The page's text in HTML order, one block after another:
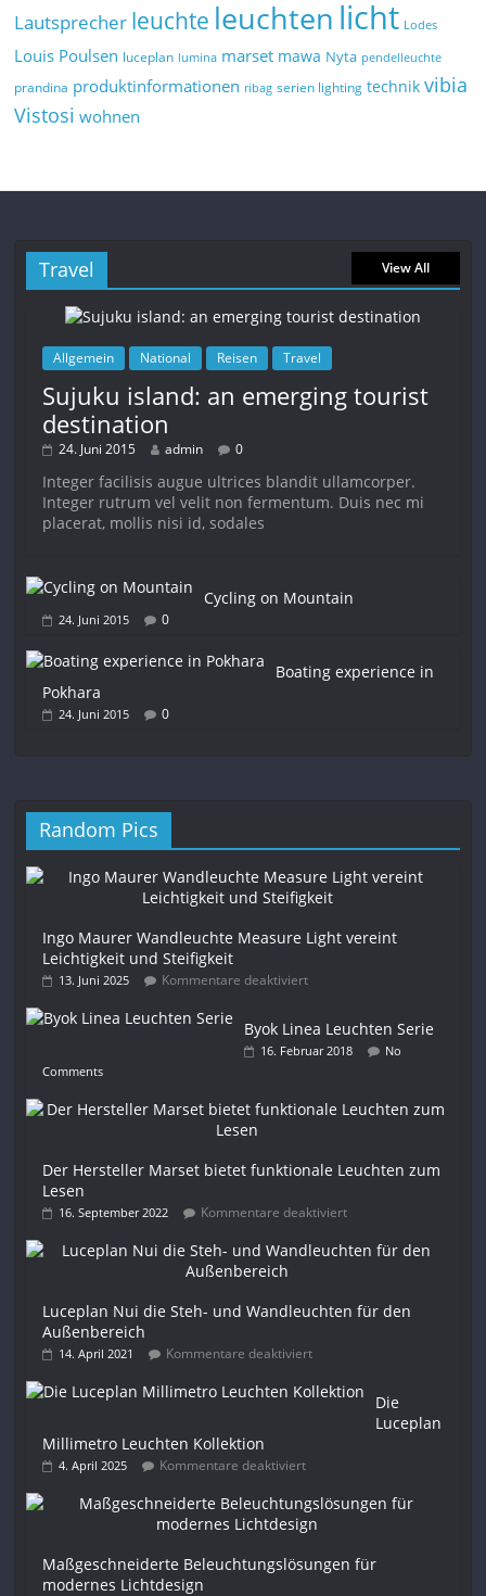
Lautsprecher leuchte leuchten licht Lodes
Louis Poulsen luceplan lumina marset mawa Nyta pendelleuchte
prandina produktinformationen ribag serien lighting technik vibia
Vistosi wohnen
Travel View All
Allgemein National Reisen Travel
Sujuku island: an emerging tourist
destination
24. Juni 2015 admin 0
Integer facilisis augue ultrices blandit ullamcorper.
Integer rutrum vel velit non fermentum. Duis nec mi
placerat, mollis nisi id, sodales
Cycling on Mountain
24. Juni 2015 0
Boating experience in
Pokhara
24. Juni 2015 0
Random Pics
Ingo Maurer Wandleuchte Measure Light vereint
Leichtigkeit und Steifigkeit
13. Juni 2025 Kommentare deaktiviert
Byok Linea Leuchten Serie
16. Februar 2018
No
Comments
Der Hersteller Marset bietet funktionale Leuchten zum
Lesen
16. September 2022 Kommentare deaktiviert
Luceplan Nui die Steh- und Wandleuchten für den
Außenbereich
14. April 2021 Kommentare deaktiviert
Die
Luceplan
Millimetro Leuchten Kollektion
4. April 2025 Kommentare deaktiviert
Maßgeschneiderte Beleuchtungslösungen für
modernes Lichtdesign